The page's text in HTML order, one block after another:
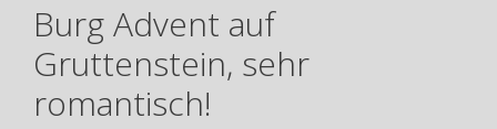
Burg Advent auf
Gruttenstein, sehr
romantisch!